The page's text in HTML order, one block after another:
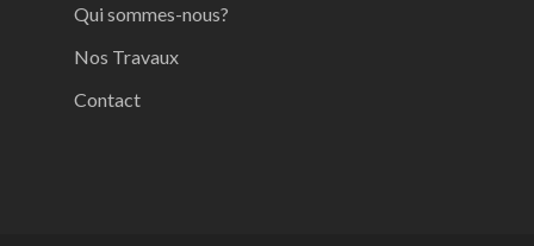
Qui sommes-nous?
Nos Travaux
Contact